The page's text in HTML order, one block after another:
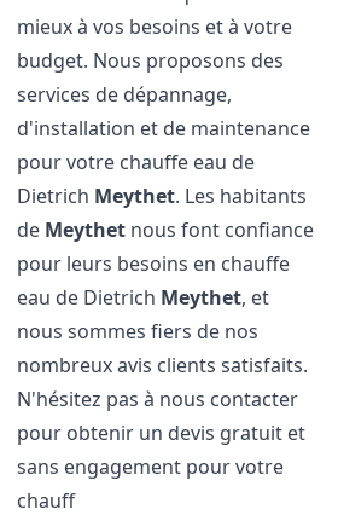
mieux à vos besoins et à votre
budget. Nous proposons des
services de dépannage,
d'installation et de maintenance
pour votre chauffe eau de
Dietrich Meythet. Les habitants
de Meythet nous font confiance
pour leurs besoins en chauffe
eau de Dietrich Meythet, et
nous sommes fiers de nos
nombreux avis clients satisfaits.
N'hésitez pas à nous contacter
pour obtenir un devis gratuit et
sans engagement pour votre
chauff